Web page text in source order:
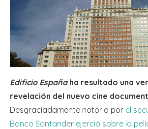
Edificio Españaha resultado una
revelación del nuevo cine
Desgraciadamente notoria por el
Banco Santander ejerció sobre la